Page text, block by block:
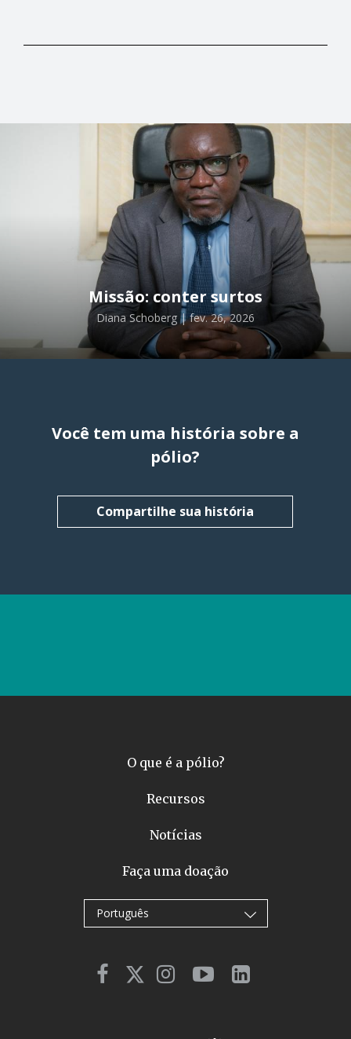
Você tem uma história sobre a
pólio?
Compartilhe sua história
Missão: conter surtos
Diana Schoberg | fev. 26, 2026
O que é a pólio?
Recursos
Notícias
Faça uma doação
Português